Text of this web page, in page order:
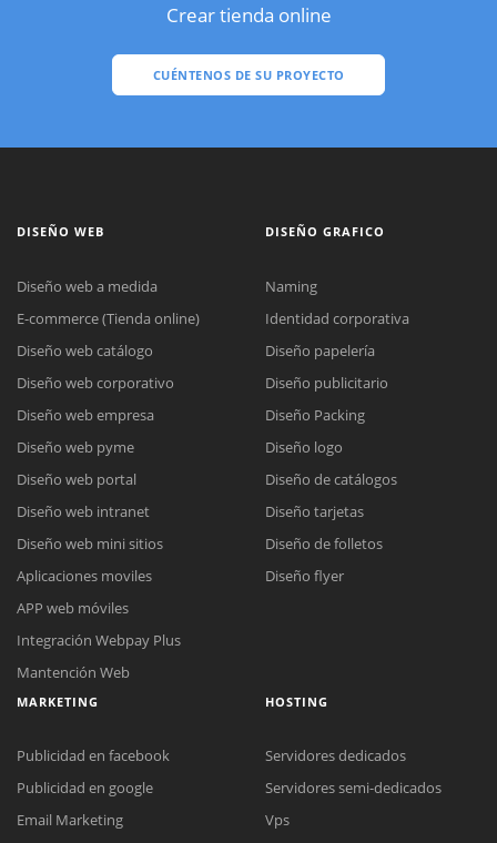
Crear tienda online
CUÉNTENOS DE SU PROYECTO
DISEÑO WEB
Diseño web a medida
E-commerce (Tienda online)
Diseño web catálogo
Diseño web corporativo
Diseño web empresa
Diseño web pyme
Diseño web portal
Diseño web intranet
Diseño web mini sitios
Aplicaciones moviles
APP web móviles
Integración Webpay Plus
Mantención Web
DISEÑO GRAFICO
Naming
Identidad corporativa
Diseño papelería
Diseño publicitario
Diseño Packing
Diseño logo
Diseño de catálogos
Diseño tarjetas
Diseño de folletos
Diseño flyer
MARKETING
Publicidad en facebook
Publicidad en google
Email Marketing
HOSTING
Servidores dedicados
Servidores semi-dedicados
Vps